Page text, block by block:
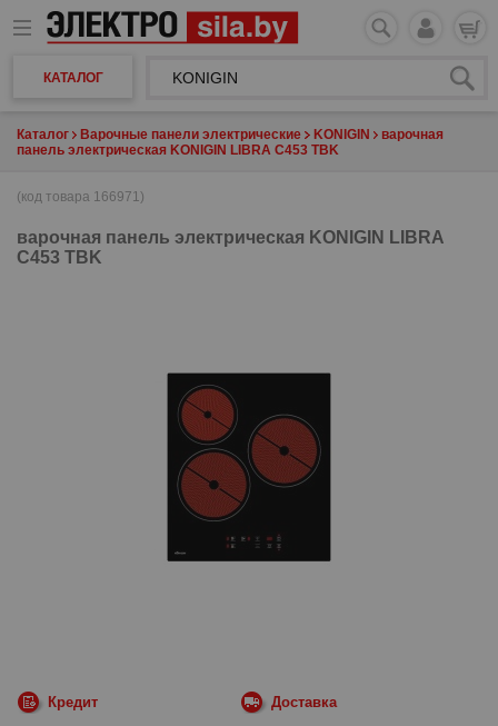
КАТАЛОГ
Каталог Варочные панели электрические KONIGIN
варочная
панель электрическая KONIGIN LIBRA C453 TBK
(код товара 166971)
варочная панель электрическая KONIGIN LIBRA
C453 TBK
Кредит Доставка